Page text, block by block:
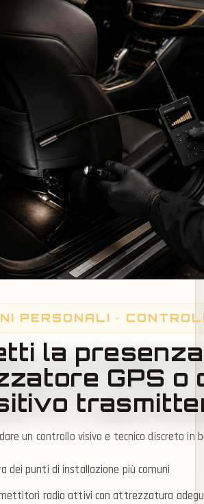
PERSONALI ·
la
GPS o
un controllo visivo e tecnico discreto
dei punti di installazione più comuni
radio attivi con attrezzatura